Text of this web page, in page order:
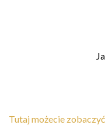
Tutaj możecie